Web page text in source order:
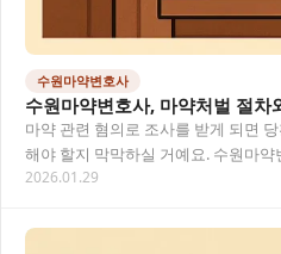
수원마약변호사
수원마약변호사, 마약처벌 절차
마약 관련 혐의로 조사를 받게 되면
해야 할지 막막하실 거예요. 수원마
약 사건의 법적 절차를 효과적으로 대
2026.01.29